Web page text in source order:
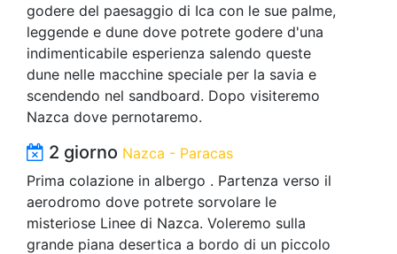
godere del paesaggio di Ica con le sue palme,
leggende e dune dove potrete godere d'una
indimenticabile esperienza salendo queste
dune nelle macchine speciale per la savia e
scendendo nel sandboard. Dopo visiteremo
Nazca dove pernotaremo.
2 giorno Nazca - Paracas
Prima colazione in albergo . Partenza verso il
aerodromo dove potrete sorvolare le
misteriose Linee di Nazca. Voleremo sulla
grande piana desertica a bordo di un piccolo